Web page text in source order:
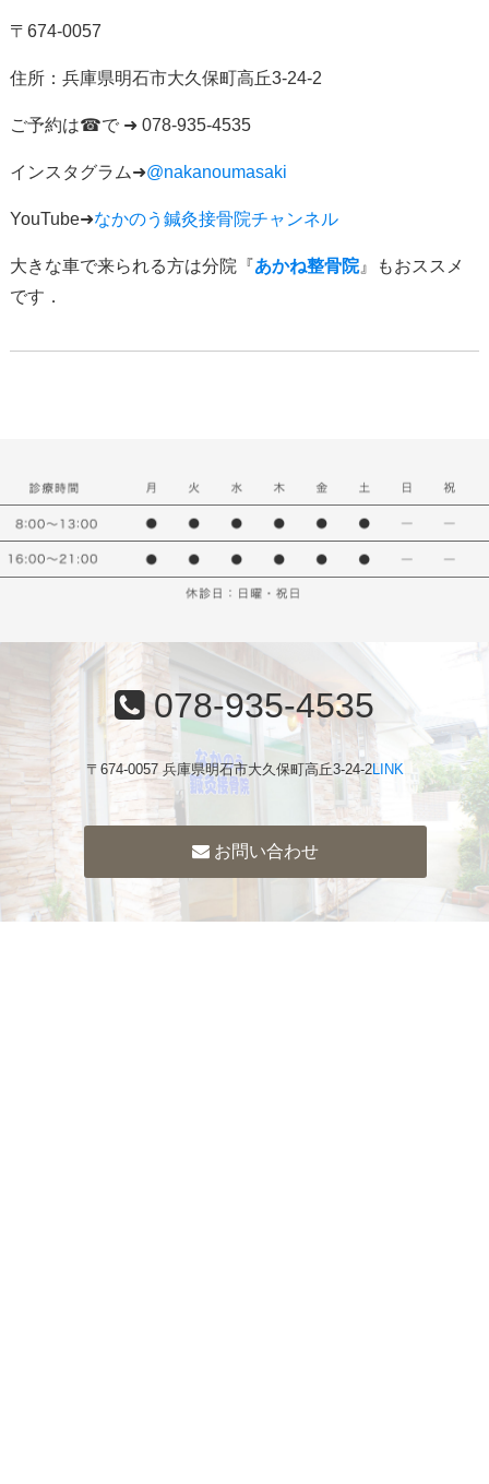
〒 674-0057
住所： 兵庫県明石市大久保町高丘3-24-2
ご予約は☎で➜ 078-935-4535
インスタグラム➜@nakanoumasaki
YouTube➜なかのう鍼灸接骨院チャンネル
大きな車で来られる方は分院『あかね整骨院』もおススメ
です．
078-935-4535
〒674-0057 兵庫県明石市大久保町高丘3-24-2LINK
お問い合わせ